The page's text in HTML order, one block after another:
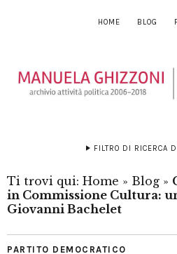
HOME BLOG
FILTRO DI RICERCA
Ti trovi qui: Home » Blog »
in Commissione Cultura:
Giovanni Bachelet
PARTITO DEMOCRATICO